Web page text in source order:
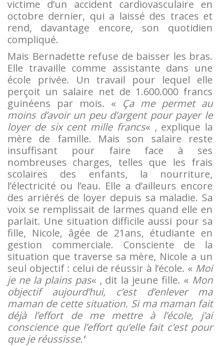
victime d’un accident cardiovasculaire en
octobre dernier, qui a laissé des traces et
rend, davantage encore, son quotidien
compliqué.
Mais Bernadette refuse de baisser les bras.
Elle travaille comme assistante dans une
école privée. Un travail pour lequel elle
perçoit un salaire net de 1.600.000 francs
guinéens par mois. « Ça me permet au
moins d’avoir un peu d’argent pour payer le
loyer de six cent mille francs« , explique la
mère de famille. Mais son salaire reste
insuffisant pour faire face à ses
nombreuses charges, telles que les frais
scolaires des enfants, la nourriture,
l’électricité ou l’eau. Elle a d’ailleurs encore
des arriérés de loyer depuis sa maladie. Sa
voix se remplissait de larmes quand elle en
parlait. Une situation difficile aussi pour sa
fille, Nicole, âgée de 21ans, étudiante en
gestion commerciale. Consciente de la
situation que traverse sa mère, Nicole a un
seul objectif : celui de réussir à l’école. « Moi
je ne la plains pas« , dit la jeune fille. « Mon
objectif aujourd’hui, c’est d’enlever ma
maman de cette situation. Si ma maman fait
déjà l’effort de me mettre à l’école, j’ai
conscience que l’effort qu’elle fait c’est pour
que je réussisse.’‘